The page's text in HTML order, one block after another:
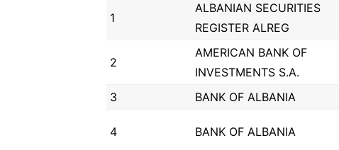
1
ALBANIAN SECURITIES
REGISTER ALREG
2
AMERICAN BANK OF
INVESTMENTS S.A.
3 BANK OF ALBANIA
4 BANK OF ALBANIA